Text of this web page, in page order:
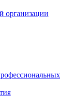
организации